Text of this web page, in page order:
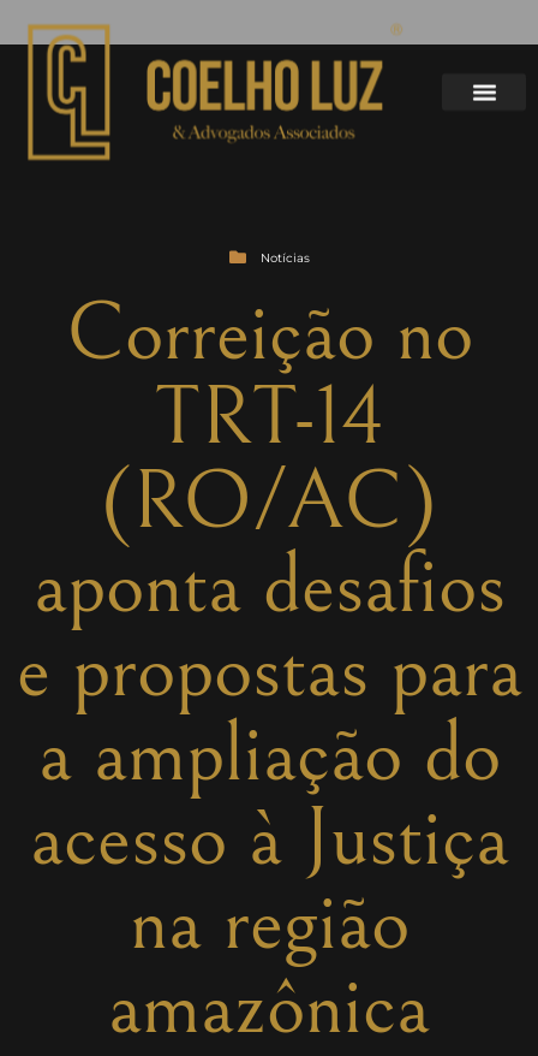
Notícias
Correição no
TRT-14
(RO/AC)
aponta desafios
e propostas para
a ampliação do
acesso à Justiça
na região
amazônica